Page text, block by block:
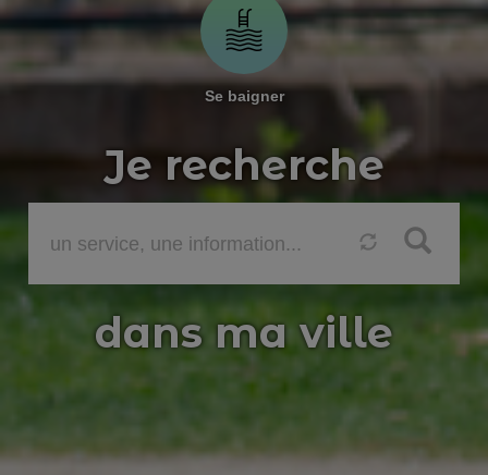
Se baigner
Je recherche
dans ma ville